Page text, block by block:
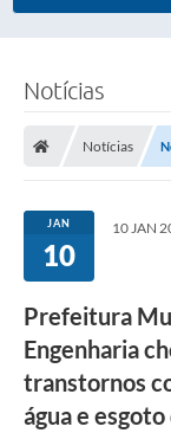
Notícias
Notícias
JAN
10
10 JAN
Prefeitura
Engenharia
transtornos
água e